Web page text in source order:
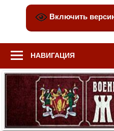
Включить
НАВИГАЦИЯ